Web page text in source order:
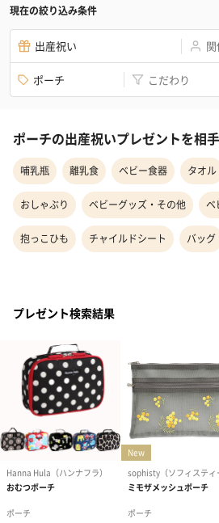
現在の絞り込み条件
出産祝い
ポーチ こだわり
ポーチの出産祝いプレゼントを相
哺乳瓶 離乳食 ベビー食器 タオル
おしゃぶり ベビーグッズ・その他 ベ
抱っこひも チャイルドシート バッグ
プレゼント検索結果